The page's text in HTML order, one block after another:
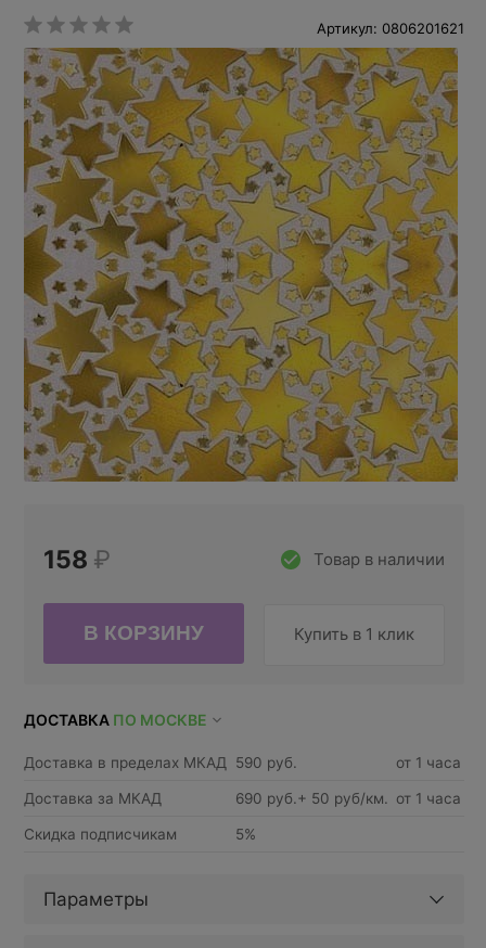
Артикул: 0806201621
Товар в наличии
158 ₽
Купить в 1 клик
ДОСТАВКА ПО МОСКВЕ
Доставка в пределах МКАД 590 руб. от 1 часа
Доставка за МКАД 690 руб.+ 50 руб/км. от 1 часа
Скидка подписчикам 5%
Параметры